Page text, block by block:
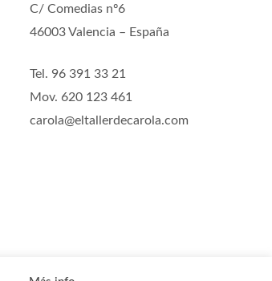
C/ Comedias nº6
46003 Valencia – España
Tel. 96 391 33 21
Mov. 620 123 461
carola@eltallerdecarola.com